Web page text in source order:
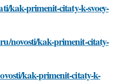
kak-primenit-citaty-k-svoey-
novosti/kak-primenit-citaty-
kak-primenit-citaty-k-